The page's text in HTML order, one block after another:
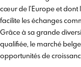
cœur de l’Europe et
facilite les échanges
Grâce à sa grande
qualifiée, le marché
opportunités de